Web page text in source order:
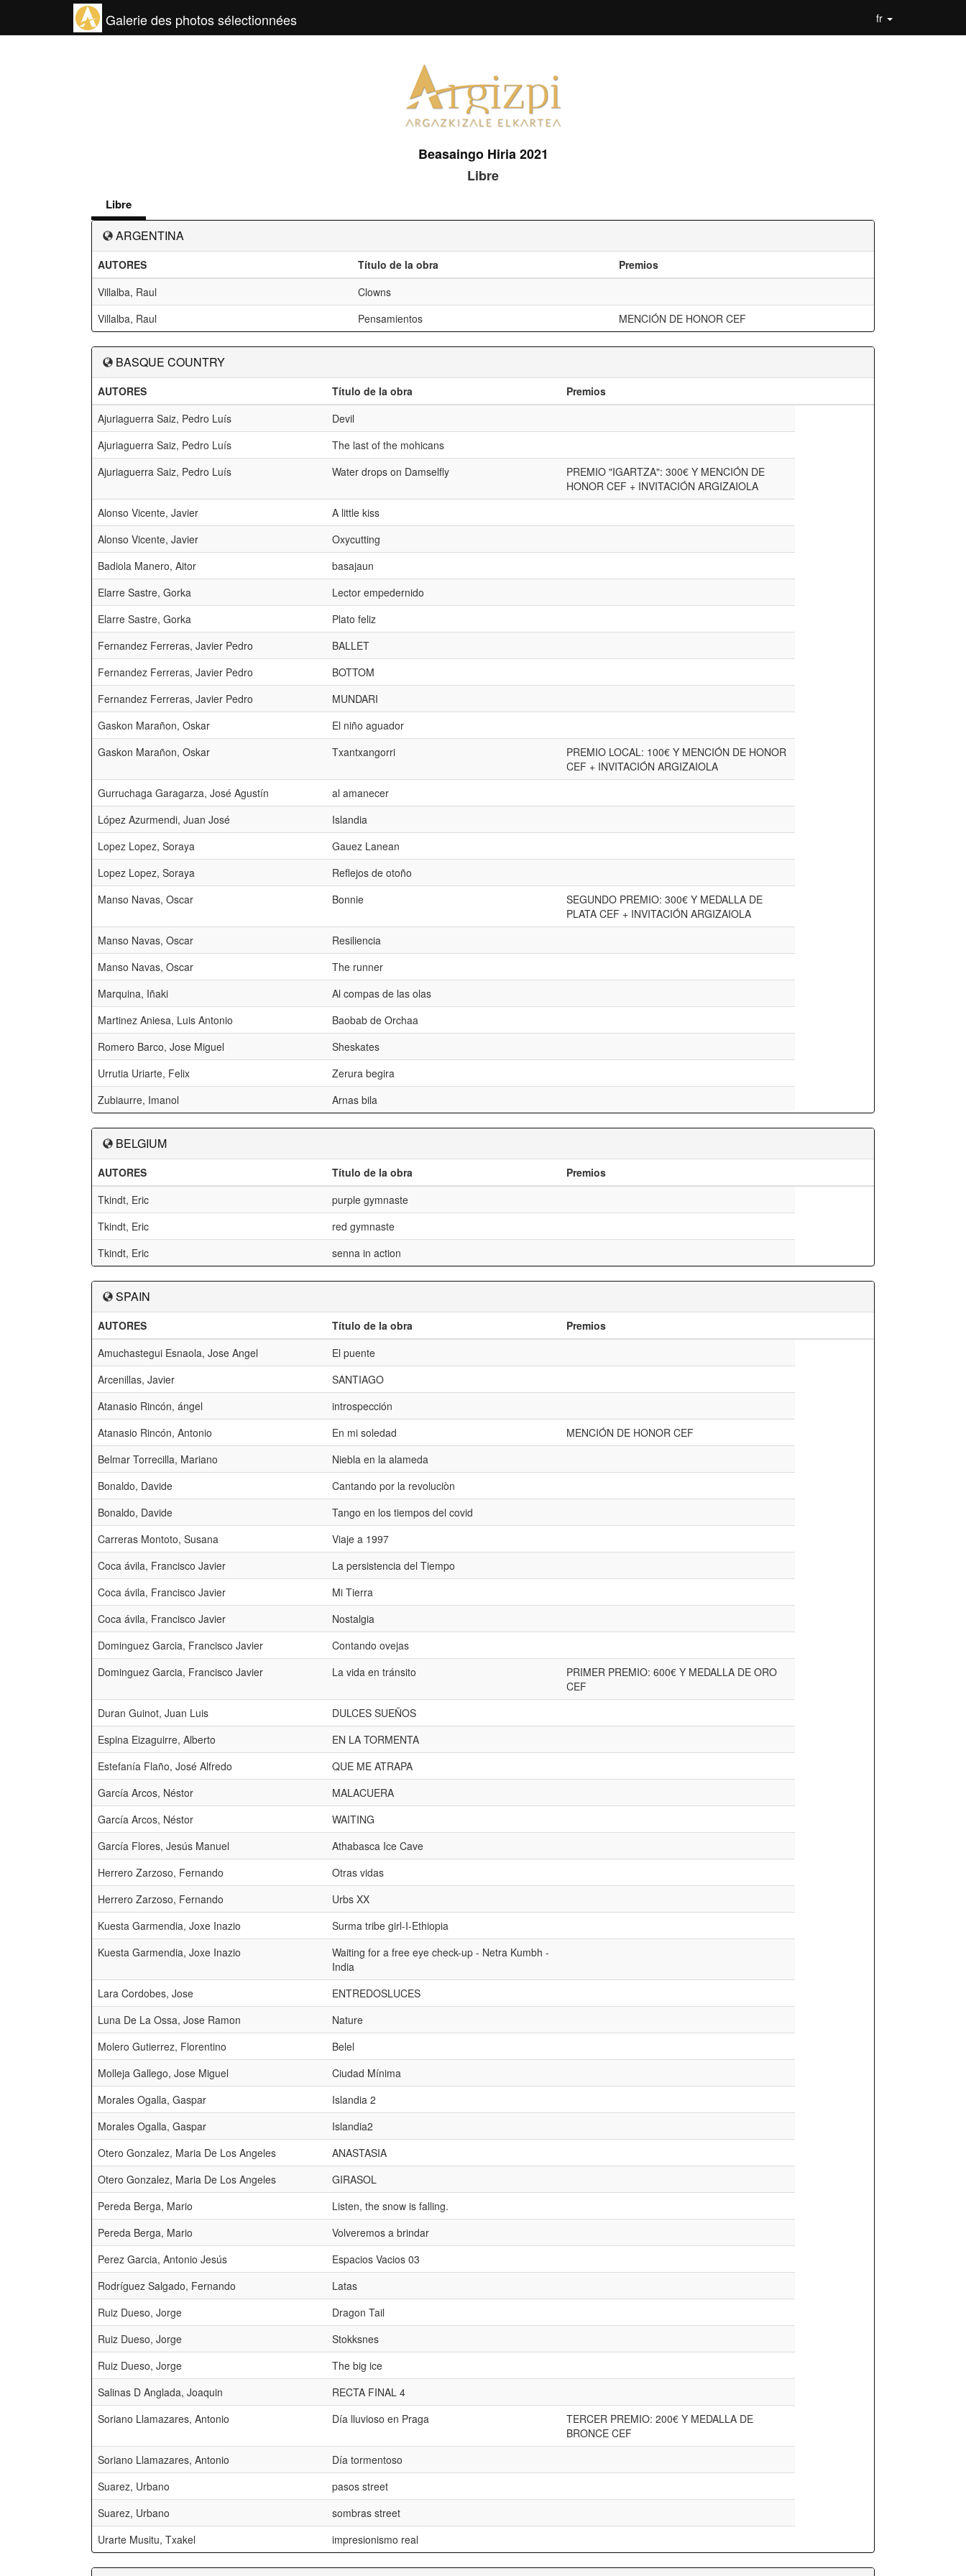
Galerie des photos sélectionnées fr
Beasaingo Hiria 2021
Libre
Libre
ARGENTINA
AUTORES Título de la obra
Premios
Villalba, Raul
Clowns
Villalba, Raul
Pensamientos MENCIÓN DE HONOR CEF
BASQUE COUNTRY
AUTORES Título de la obra
Premios
Ajuriaguerra Saiz, Pedro Luís
Devil
Ajuriaguerra Saiz, Pedro Luís
The last of the mohicans
Ajuriaguerra Saiz, Pedro Luís
Water drops on Damselfly
PREMIO "IGARTZA": 300€ Y MENCIÓN DE
HONOR CEF + INVITACIÓN ARGIZAIOLA
Alonso Vicente, Javier
A little kiss
Alonso Vicente, Javier
Oxycutting
Badiola Manero, Aitor
basajaun
Elarre Sastre, Gorka
Lector empedernido
Elarre Sastre, Gorka
Plato feliz
Fernandez Ferreras, Javier Pedro
BALLET
Fernandez Ferreras, Javier Pedro
BOTTOM
Fernandez Ferreras, Javier Pedro
MUNDARI
Gaskon Marañon, Oskar
El niño aguador
Gaskon Marañon, Oskar
Txantxangorri
PREMIO LOCAL: 100€ Y MENCIÓN DE HONOR
CEF + INVITACIÓN ARGIZAIOLA
Gurruchaga Garagarza, José Agustín
al amanecer
López Azurmendi, Juan José
Islandia
Lopez Lopez, Soraya
Gauez Lanean
Lopez Lopez, Soraya
Reflejos de otoño
Manso Navas, Oscar
Bonnie
SEGUNDO PREMIO: 300€ Y MEDALLA DE
PLATA CEF + INVITACIÓN ARGIZAIOLA
Manso Navas, Oscar
Resiliencia
Manso Navas, Oscar
The runner
Marquina, Iñaki
Al compas de las olas
Martinez Aniesa, Luis Antonio
Baobab de Orchaa
Romero Barco, Jose Miguel
Sheskates
Urrutia Uriarte, Felix
Zerura begira
Zubiaurre, Imanol
Arnas bila
BELGIUM
AUTORES Título de la obra
Premios
Tkindt, Eric
purple gymnaste
Tkindt, Eric
red gymnaste
Tkindt, Eric
senna in action
SPAIN
AUTORES Título de la obra
Premios
Amuchastegui Esnaola, Jose Angel
El puente
Arcenillas, Javier
SANTIAGO
Atanasio Rincón, ángel
introspección
Atanasio Rincón, Antonio
En mi soledad
MENCIÓN DE HONOR CEF
Belmar Torrecilla, Mariano
Niebla en la alameda
Bonaldo, Davide
Cantando por la revoluciòn
Bonaldo, Davide
Tango en los tiempos del covid
Carreras Montoto, Susana
Viaje a 1997
Coca ávila, Francisco Javier
La persistencia del Tiempo
Coca ávila, Francisco Javier
Mi Tierra
Coca ávila, Francisco Javier
Nostalgia
Dominguez Garcia, Francisco Javier
Contando ovejas
Dominguez Garcia, Francisco Javier
La vida en tránsito
PRIMER PREMIO: 600€ Y MEDALLA DE ORO
CEF
Duran Guinot, Juan Luis
DULCES SUEÑOS
Espina Eizaguirre, Alberto
EN LA TORMENTA
Estefanía Flaño, José Alfredo
QUE ME ATRAPA
García Arcos, Néstor
MALACUERA
García Arcos, Néstor
WAITING
García Flores, Jesús Manuel
Athabasca Ice Cave
Herrero Zarzoso, Fernando
Otras vidas
Herrero Zarzoso, Fernando
Urbs XX
Kuesta Garmendia, Joxe Inazio
Surma tribe girl-I-Ethiopia
Kuesta Garmendia, Joxe Inazio
Waiting for a free eye check-up - Netra Kumbh -
India
Lara Cordobes, Jose
ENTREDOSLUCES
Luna De La Ossa, Jose Ramon
Nature
Molero Gutierrez, Florentino
Belel
Molleja Gallego, Jose Miguel
Ciudad Mínima
Morales Ogalla, Gaspar
Islandia 2
Morales Ogalla, Gaspar
Islandia2
Otero Gonzalez, Maria De Los Angeles
ANASTASIA
Otero Gonzalez, Maria De Los Angeles
GIRASOL
Pereda Berga, Mario
Listen, the snow is falling.
Pereda Berga, Mario
Volveremos a brindar
Perez Garcia, Antonio Jesús
Espacios Vacios 03
Rodríguez Salgado, Fernando
Latas
Ruiz Dueso, Jorge
Dragon Tail
Ruiz Dueso, Jorge
Stokksnes
Ruiz Dueso, Jorge
The big ice
Salinas D Anglada, Joaquin
RECTA FINAL 4
Soriano Llamazares, Antonio
Día lluvioso en Praga
TERCER PREMIO: 200€ Y MEDALLA DE
BRONCE CEF
Soriano Llamazares, Antonio
Día tormentoso
Suarez, Urbano
pasos street
Suarez, Urbano
sombras street
Urarte Musitu, Txakel
impresionismo real